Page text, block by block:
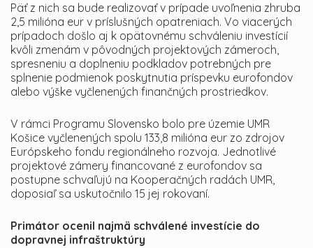
Päť z nich sa bude realizovať v prípade uvoľnenia zhruba
2,5 milióna eur v príslušných opatreniach. Vo viacerých
prípadoch došlo aj k opätovnému schváleniu investícií
kvôli zmenám v pôvodných projektových zámeroch,
spresneniu a doplneniu podkladov potrebných pre
splnenie podmienok poskytnutia príspevku eurofondov
alebo výške vyčlenených finančných prostriedkov.
V rámci Programu Slovensko bolo pre územie UMR
Košice vyčlenených spolu 133,8 milióna eur zo zdrojov
Európskeho fondu regionálneho rozvoja. Jednotlivé
projektové zámery financované z eurofondov sa
postupne schvaľujú na Kooperačných radách UMR,
doposiaľ sa uskutočnilo 15 jej rokovaní.
Primátor ocenil najmä schválené investície do
dopravnej infraštruktúry